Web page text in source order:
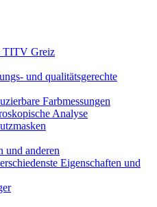
TITV Greiz
und qualitätsgerechte
Farbmessungen
Analyse
und anderen
Eigenschaften und